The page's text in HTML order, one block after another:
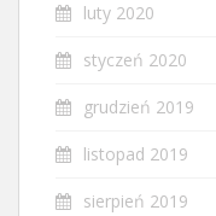
luty 2020
styczeń 2020
grudzień 2019
listopad 2019
sierpień 2019